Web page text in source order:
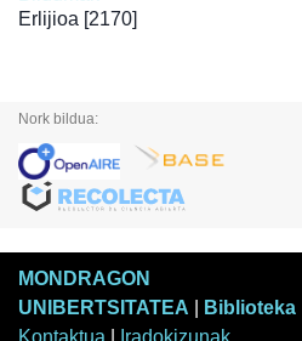
Erlijioa [2170]
Nork bildua:
MONDRAGON
UNIBERTSITATEA
Biblioteka